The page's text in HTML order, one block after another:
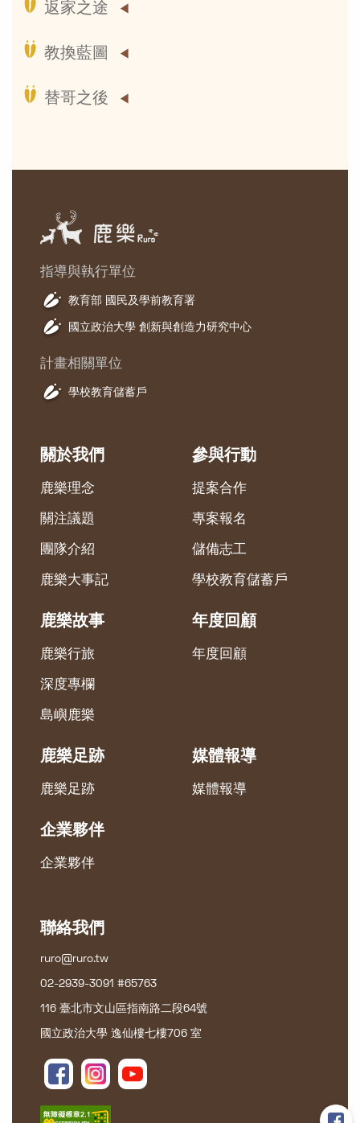
返家之途
教換藍圖
替哥之後
指導與執行單位
教育部 國民及學前教育署
國立政治大學 創新與創造力研究中心
計畫相關單位
學校教育儲蓄戶
關於我們
鹿樂理念
關注議題
團隊介紹
鹿樂大事記
參與行動
提案合作
專案報名
儲備志工
學校教育儲蓄戶
鹿樂故事
鹿樂行旅
深度專欄
島嶼鹿樂
年度回顧
年度回顧
鹿樂足跡
鹿樂足跡
媒體報導
媒體報導
企業夥伴
企業夥伴
聯絡我們
ruro@ruro.tw
02-2939-3091 #65763
116 臺北市文山區指南路二段64號
國立政治大學 逸仙樓七樓706 室